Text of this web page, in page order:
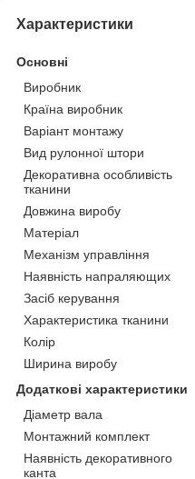
Характеристики
Основні
Виробник
Країна виробник
Варіант монтажу
Вид рулонної штори
Декоративна особливість
тканини
Довжина виробу
Матеріал
Механізм управління
Наявність напраляющих
Засіб керування
Характеристика тканини
Колір
Ширина виробу
Додаткові характеристики
Діаметр вала
Монтажний комплект
Наявність декоративного
канта